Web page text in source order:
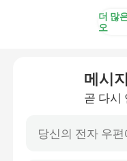
경편궤도 윤축
열차 연결기
더 많
오
메시
곧 다시